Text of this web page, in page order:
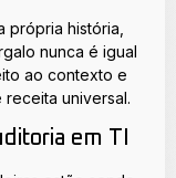
própria história,
nunca é igual
ao contexto e
universal.
em TI